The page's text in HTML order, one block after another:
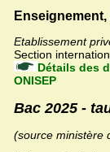
Etablissement
Section
Détails des
ONISEP
Bac 2025 -
(source ministère